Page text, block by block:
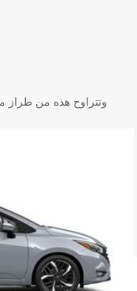
وتتراوح هذه من طراز